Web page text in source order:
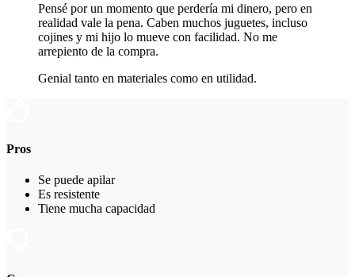
Pensé por un momento que perdería mi dinero, pero en
realidad vale la pena. Caben muchos juguetes, incluso
cojines y mi hijo lo mueve con facilidad. No me
arrepiento de la compra.
Genial tanto en materiales como en utilidad.
Pros
Se puede apilar
Es resistente
Tiene mucha capacidad